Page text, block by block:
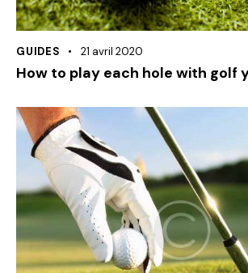
GUIDES 21 avril 2020
How to play each hole with golf